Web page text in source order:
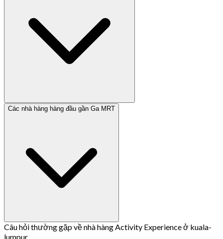
Các nhà hàng hàng đầu gần Ga MRT
Câu hỏi thường gặp về nhà hàng Activity Experience ở kuala-
lumpur